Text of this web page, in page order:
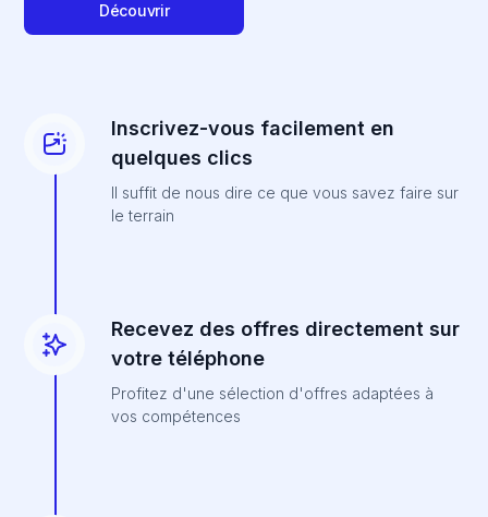
Découvrir
Inscrivez-vous facilement en
quelques clics
Il suffit de nous dire ce que vous savez faire sur
le terrain
Recevez des offres directement sur
votre téléphone
Profitez d'une sélection d'offres adaptées à
vos compétences